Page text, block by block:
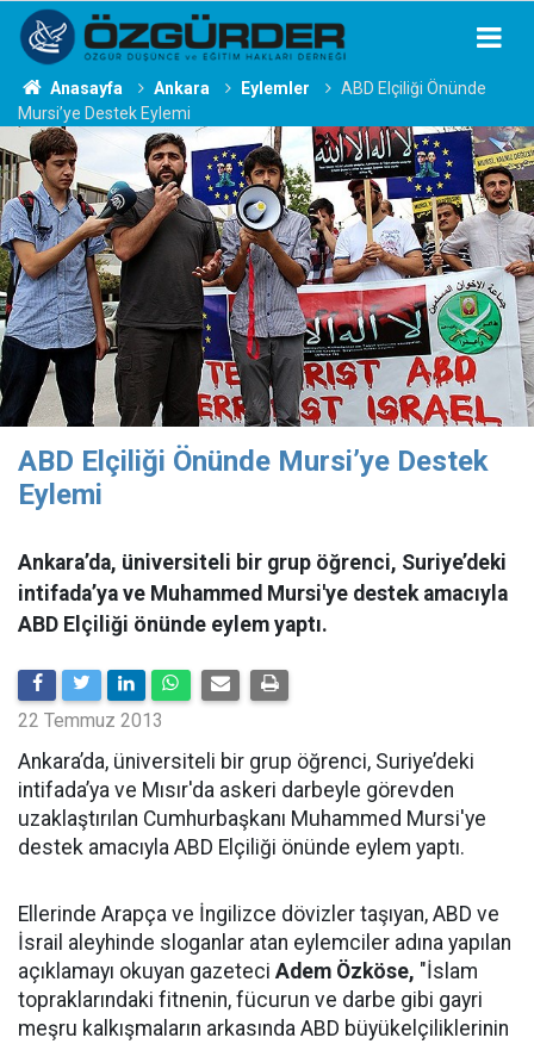
Anasayfa Ankara Eylemler
ABD Elçiliği Önünde
Mursi’ye Destek Eylemi
ABD Elçiliği Önünde Mursi’ye Destek
Eylemi
Ankara’da, üniversiteli bir grup öğrenci, Suriye’deki
intifada’ya ve Muhammed Mursi'ye destek amacıyla
ABD Elçiliği önünde eylem yaptı.
22 Temmuz 2013
Ankara’da, üniversiteli bir grup öğrenci, Suriye’deki
intifada’ya ve Mısır'da askeri darbeyle görevden
uzaklaştırılan Cumhurbaşkanı Muhammed Mursi'ye
destek amacıyla ABD Elçiliği önünde eylem yaptı.
Ellerinde Arapça ve İngilizce dövizler taşıyan, ABD ve
İsrail aleyhinde sloganlar atan eylemciler adına yapılan
açıklamayı okuyan gazeteci Adem Özköse, "İslam
topraklarındaki fitnenin, fücurun ve darbe gibi gayri
meşru kalkışmaların arkasında ABD büyükelçiliklerinin